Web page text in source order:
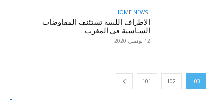
HOME NEWS
الاطراف الليبية تستئنف المفاوضات
السياسية في المغرب
12 نوفمبر، 2020
101 102 103